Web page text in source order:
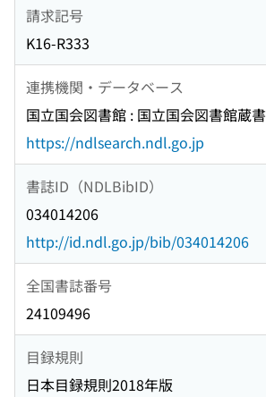
請求記号
K16-R333
連携機関・データベース
国立国会図書館 : 国立国会図書館蔵書
https://ndlsearch.ndl.go.jp
書誌ID（NDLBibID）
034014206
http://id.ndl.go.jp/bib/034014206
全国書誌番号
24109496
目録規則
日本目録規則2018年版